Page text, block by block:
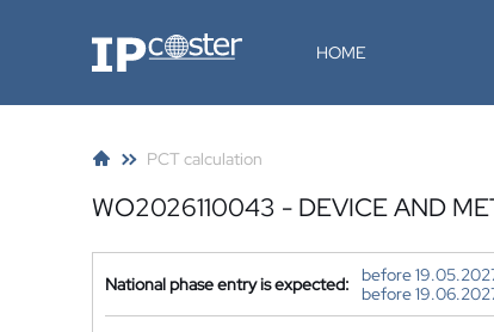
IP-Coster HOME
PCT calculation
WO2026110043 - DEVICE AND
National phase entry is expected:
before
before